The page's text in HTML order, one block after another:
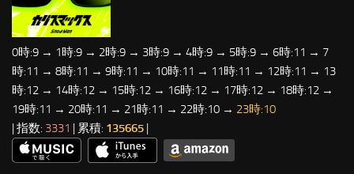
0時:9 → 1時:9 → 2時:9 → 3時:9 → 4時:9 → 5時:9 → 6時:11 → 7
時:11 → 8時:11 → 9時:11 → 10時:11 → 11時:11 → 12時:11 → 13
時:12 → 14時:12 → 15時:12 → 16時:12 → 17時:12 → 18時:12 →
19時:11 → 20時:11 → 21時:11 → 22時:10 → 23時:10
| 指数: 3331 | 累積: 135665 |